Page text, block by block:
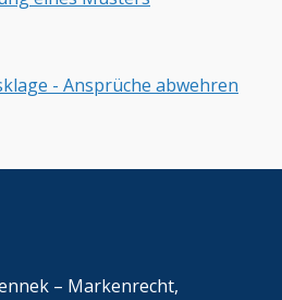
- Ansprüche abwehren
– Markenrecht,